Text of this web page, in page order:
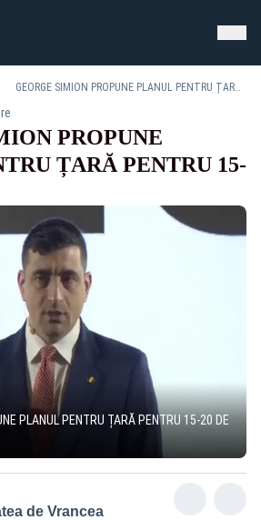
GEORGE SIMION PROPUNE PLANUL PENTRU ȚARĂ PENTRU 15-20 DE ANI
PROPUNE
ȚARĂ PENTRU 15-
PLANUL PENTRU ȚARĂ PENTRU 15-20 DE
de Vrancea